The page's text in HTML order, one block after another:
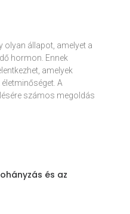
olyan állapot, amelyet a
hormon. Ennek
amelyek
A
számos megoldás
és az